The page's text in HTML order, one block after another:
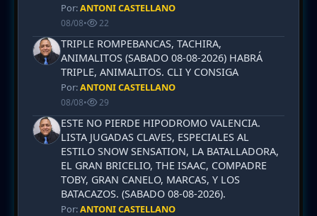
Por:ANTONI CASTELLANO
08/08• 22
TRIPLE ROMPEBANCAS, TACHIRA,
ANIMALITOS (SABADO 08-08-2026) HABRÁ
TRIPLE, ANIMALITOS. CLI Y CONSIGA
Por:ANTONI CASTELLANO
08/08• 29
ESTE NO PIERDE HIPODROMO VALENCIA.
LISTA JUGADAS CLAVES, ESPECIALES AL
ESTILO SNOW SENSATION, LA BATALLADORA,
EL GRAN BRICELIO, THE ISAAC, COMPADRE
TOBY, GRAN CANELO, MARCAS, Y LOS
BATACAZOS. (SABADO 08-08-2026).
Por:ANTONI CASTELLANO